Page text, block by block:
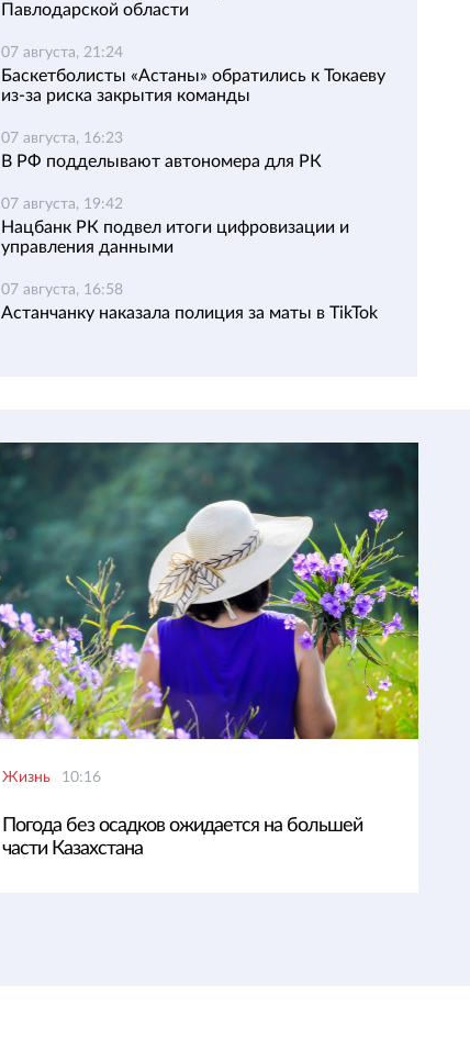
Павлодарской области
07 августа, 21:24
Баскетболисты «Астаны» обратились к Токаеву
из-за риска закрытия команды
07 августа, 16:23
В РФ подделывают автономера для РК
07 августа, 19:42
Нацбанк РК подвел итоги цифровизации и
управления данными
07 августа, 16:58
Астанчанку наказала полиция за маты в TikTok
Жизнь 10:16
Погода без осадков ожидается на большей
части Казахстана